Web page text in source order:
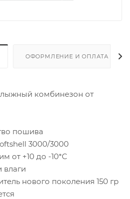
ОФОРМЛЕНИЕ И ОПЛАТА
комбинезон от
пошива
3000/3000
от +10 до -10*С
влаги
нового поколения 150 гр